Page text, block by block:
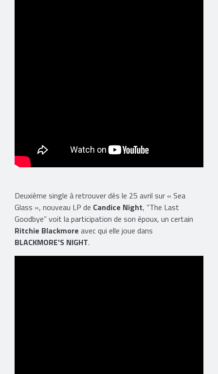
Deuxième single à retrouver dès le 25 avril sur « Sea
Glass », nouveau LP de Candice Night, “The Last
Goodbye” voit la participation de son époux, un certain
Ritchie Blackmore avec qui elle joue dans
BLACKMORE'S NIGHT.